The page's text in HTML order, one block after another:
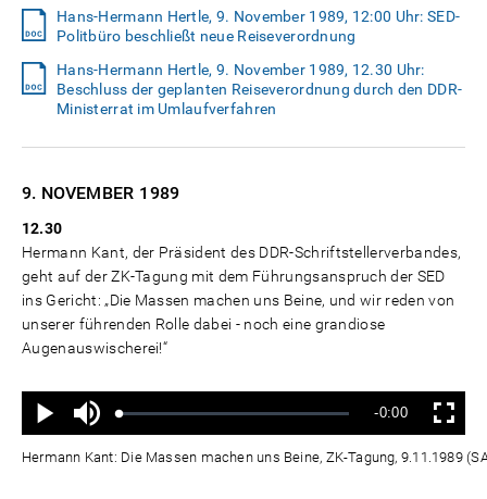
Hans-Hermann Hertle, 9. November 1989, 12:00 Uhr: SED-
Politbüro beschließt neue Reiseverordnung
Hans-Hermann Hertle, 9. November 1989, 12.30 Uhr:
Beschluss der geplanten Reiseverordnung durch den DDR-
Ministerrat im Umlaufverfahren
9. NOVEMBER 1989
12.30
Hermann Kant, der Präsident des DDR-Schriftstellerverbandes,
geht auf der ZK-Tagung mit dem Führungsanspruch der SED
ins Gericht: „Die Massen machen uns Beine, und wir reden von
unserer führenden Rolle dabei - noch eine grandiose
Augenauswischerei!“
Wiedergabe
Ton
aus
Geladen:
Status:
Verbleibende
Zeit
-0:00 Vollbild
Hermann Kant: Die Massen machen uns Beine, ZK-Tagung, 9.11.1989